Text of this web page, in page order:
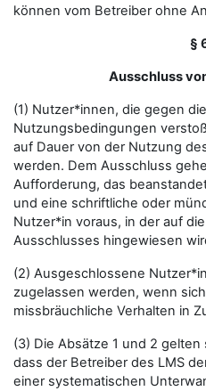
können vom Betreiber ohne
§
Ausschluss
(1) Nutzer*innen, die gegen
Nutzungsbedingungen
auf Dauer von der Nutzung
werden. Dem Ausschluss
Aufforderung, das
und eine schriftliche oder
Nutzer*in voraus, in der auf
Ausschlusses hingewiesen
(2) Ausgeschlossene
zugelassen werden, wenn
missbräuchliche Verhalten in
(3) Die Absätze 1 und 2
dass der Betreiber des LMS
einer systematischen